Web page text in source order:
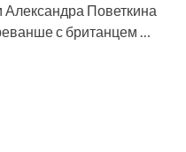
Поветкина
с британцем …